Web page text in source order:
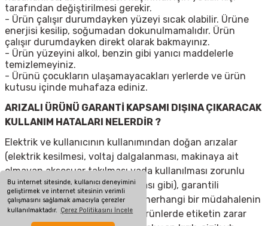
Bu internet sitesinde, kullanıcı deneyimini
geliştirmek ve internet sitesinin verimli
çalışmasını sağlamak amacıyla çerezler
kullanılmaktadır. Çerez Politikasını İncele
tarafından değiştirilmesi gerekir.
- Ürün çalışır durumdayken yüzeyi sıcak olabilir. Ürüne
enerjisi kesilip, soğumadan dokunulmamalıdır. Ürün
çalışır durumdayken direkt olarak bakmayınız.
- Ürün yüzeyini alkol, benzin gibi yanıcı maddelerle
temizlemeyiniz.
- Ürünü çocukların ulaşamayacakları yerlerde ve ürün
kutusu içinde muhafaza ediniz.
ARIZALI ÜRÜNÜ GARANTİ KAPSAMI DIŞINA ÇIKARACAK
KULLANIM HATALARI NELERDİR ?
Elektrik ve kullanıcının kullanımından doğan arızalar
(elektrik kesilmesi, voltaj dalgalanması, makinaya ait
olmayan aksesuar takılması yada kullanılması zorunlu
olan aksesuarların kullanılmaması gibi), garantili
ürünlerde yetkili servis dışında herhangi bir müdahalenin
yapılması, garanti etiketi olan ürünlerde etiketin zarar